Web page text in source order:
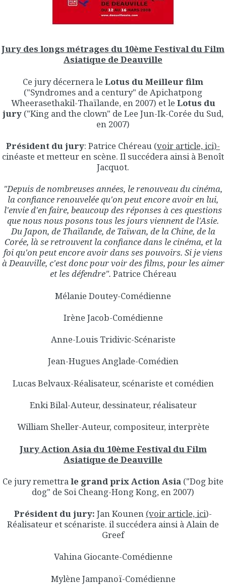
Jury des longs métrages du 10ème Festival du Film
Asiatique de Deauville
Ce jury décernera le Lotus du Meilleur film
("Syndromes and a century" de Apichatpong
Wheerasethakil-Thaïlande, en 2007) et le Lotus du
jury ("King and the clown" de Lee Jun-Ik-Corée du Sud,
en 2007)
Président du jury: Patrice Chéreau (voir article, ici)-
cinéaste et metteur en scène. Il succédera ainsi à Benoît
Jacquot.
"Depuis de nombreuses années, le renouveau du cinéma,
la confiance renouvelée qu'on peut encore avoir en lui,
l'envie d'en faire, beaucoup des réponses à ces questions
que nous nous posons tous les jours viennent de l'Asie.
Du Japon, de Thaïlande, de Taïwan, de la Chine, de la
Corée, là se retrouvent la confiance dans le cinéma, et la
foi qu'on peut encore avoir dans ses pouvoirs. Si je viens
à Deauville, c'est donc pour voir des films, pour les aimer
et les défendre". Patrice Chéreau
Mélanie Doutey-Comédienne
Irène Jacob-Comédienne
Anne-Louis Tridivic-Scénariste
Jean-Hugues Anglade-Comédien
Lucas Belvaux-Réalisateur, scénariste et comédien
Enki Bilal-Auteur, dessinateur, réalisateur
William Sheller-Auteur, compositeur, interprète
Jury Action Asia du 10ème Festival du Film
Asiatique de Deauville
Ce jury remettrale grand prix Action Asia ("Dog bite
dog" de Soi Cheang-Hong Kong, en 2007)
Président du jury: Jan Kounen (voir article, ici)-
Réalisateur et scénariste. il succédera ainsi à Alain de
Greef
Vahina Giocante-Comédienne
Mylène Jampanoï-Comédienne